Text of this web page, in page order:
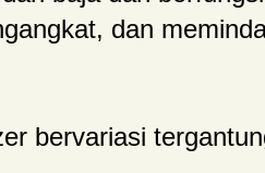
dan
bervariasi